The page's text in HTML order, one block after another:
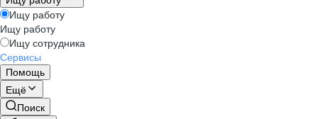
Ищу работу
Ищу работу
Ищу сотрудника
Сервисы
Помощь
Ещё
Поиск